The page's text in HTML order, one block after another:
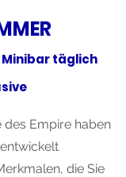
täglich
des Empire haben
die Sie